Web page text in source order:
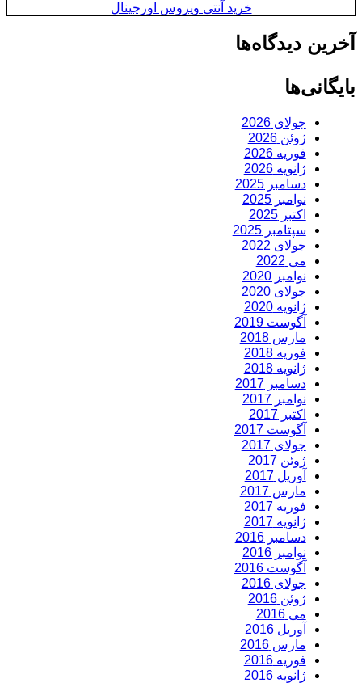
خرید آنتی ویروس اورجینال
آخرین دیدگاه‌ها
بایگانی‌ها
جولای 2026
ژوئن 2026
فوریه 2026
ژانویه 2026
دسامبر 2025
نوامبر 2025
اکتبر 2025
سپتامبر 2025
جولای 2022
می 2022
نوامبر 2020
جولای 2020
ژانویه 2020
آگوست 2019
مارس 2018
فوریه 2018
ژانویه 2018
دسامبر 2017
نوامبر 2017
اکتبر 2017
آگوست 2017
جولای 2017
ژوئن 2017
آوریل 2017
مارس 2017
فوریه 2017
ژانویه 2017
دسامبر 2016
نوامبر 2016
آگوست 2016
جولای 2016
ژوئن 2016
می 2016
آوریل 2016
مارس 2016
فوریه 2016
ژانویه 2016